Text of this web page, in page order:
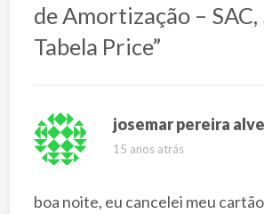
de Amortização – SAC,
Tabela Price”
josemar pereira
15 anos atrás
boa noite, eu cancelei meu